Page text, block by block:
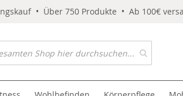
• Über 750 Produkte • Ab 100€